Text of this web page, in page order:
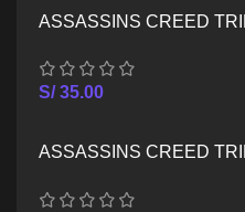
ASSASSINS CREED
S/35.00
ASSASSINS CREED